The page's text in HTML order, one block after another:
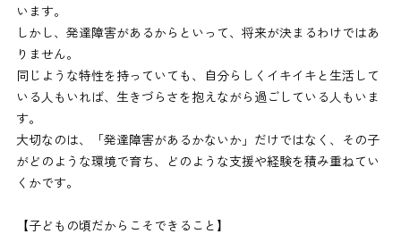
います。
しかし、発達障害があるからといって、将来が決まるわけではあ
りません。
同じような特性を持っていても、自分らしくイキイキと生活して
いる人もいれば、生きづらさを抱えながら過ごしている人もいま
す。
大切なのは、「発達障害があるかないか」だけではなく、その子
がどのような環境で育ち、どのような支援や経験を積み重ねてい
くかです。
【子どもの頃だからこそできること】